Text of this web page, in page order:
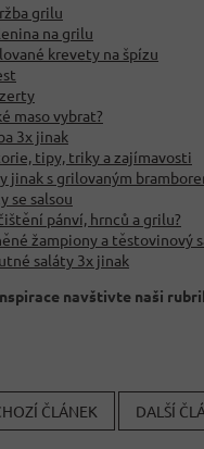
grilu
na grilu
krevety na špízu
maso vybrat?
3x jinak
tipy, triky a zajímavosti
jinak s grilovaným
se salsou
pánví, hrnců a grilu?
žampiony a těstovinový
saláty 3x jinak
navštivte naši
ČLÁNEK DALŠÍ